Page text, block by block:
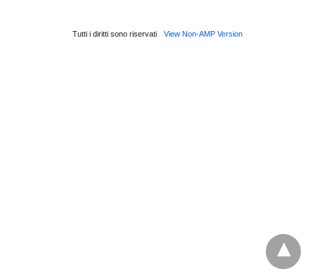
Tutti i diritti sono riservati View Non-AMP Version